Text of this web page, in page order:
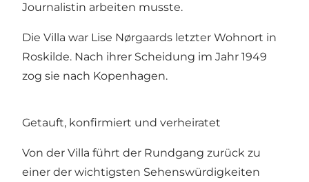
Journalistin arbeiten musste.
Die Villa war Lise Nørgaards letzter Wohnort in
Roskilde. Nach ihrer Scheidung im Jahr 1949
zog sie nach Kopenhagen.
Getauft, konfirmiert und verheiratet
Von der Villa führt der Rundgang zurück zu
einer der wichtigsten Sehenswürdigkeiten